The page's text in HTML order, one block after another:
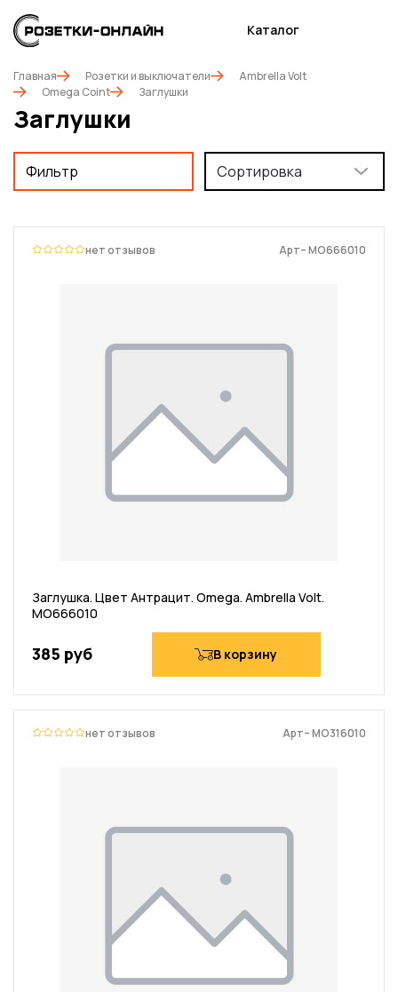
Каталог
Главная Розетки и выключатели
Ambrella Volt
Omega Coint
Заглушки
Заглушки
Фильтр Сортировка
нет отзывов Арт– MO666010
Заглушка. Цвет Антрацит. Omega. Ambrella Volt.
MO666010
385 руб В корзину
нет отзывов Арт– MO316010